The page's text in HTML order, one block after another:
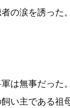
の涙を誘った。
は無事だった。
い主である祖